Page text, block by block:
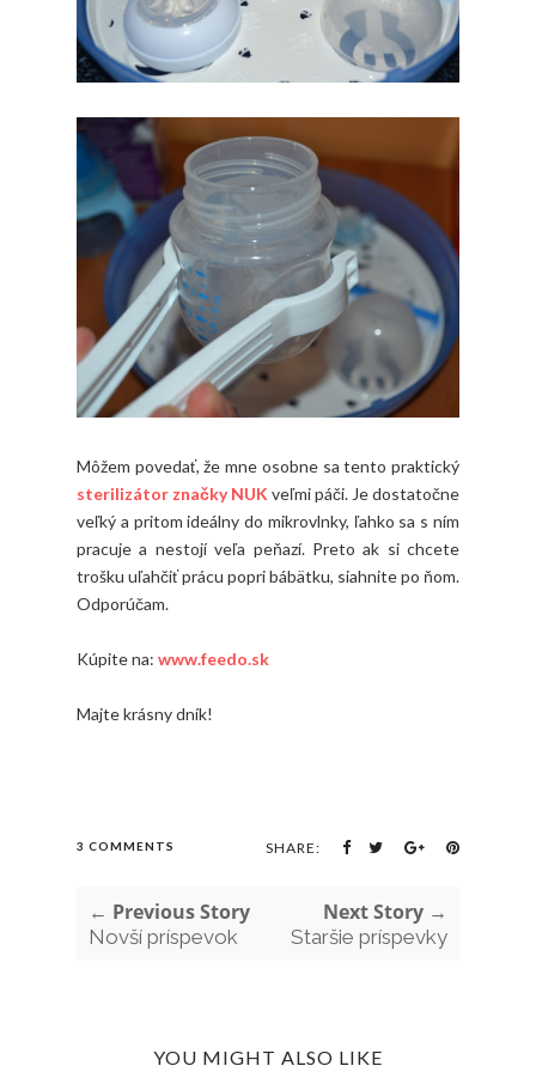
Môžem povedať, že mne osobne sa tento praktický
sterilizátor značky NUK veľmi páči. Je dostatočne
veľký a pritom ideálny do mikrovlnky, ľahko sa s ním
pracuje a nestojí veľa peňazí. Preto ak si chcete
trošku uľahčiť prácu popri bábätku, siahnite po ňom.
Odporúčam.
Kúpite na: www.feedo.sk
Majte krásny dník!
3 COMMENTS SHARE:
← Previous Story
Novší príspevok
Next Story →
Staršie príspevky
YOU MIGHT ALSO LIKE